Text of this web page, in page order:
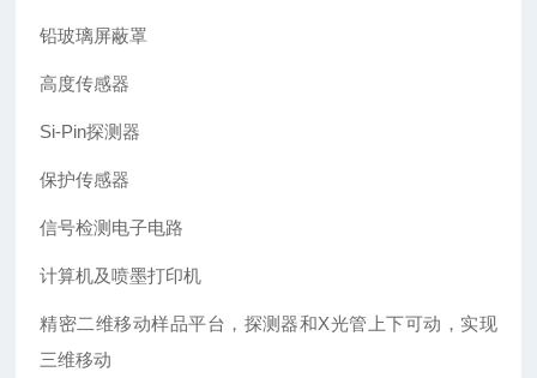
铅玻璃屏蔽罩
高度传感器
Si-Pin探测器
保护传感器
信号检测电子电路
计算机及喷墨打印机
精密二维移动样品平台，探测器和X光管上下可动，实现
三维移动